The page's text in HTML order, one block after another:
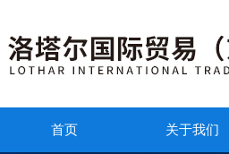
首页 关于我们